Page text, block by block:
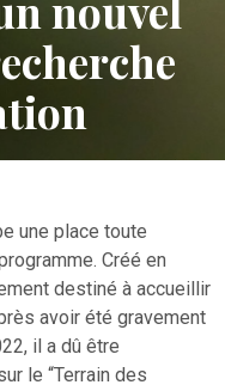
une place toute
Créé en
destiné à accueillir
avoir été gravement
il a dû être
le “Terrain des